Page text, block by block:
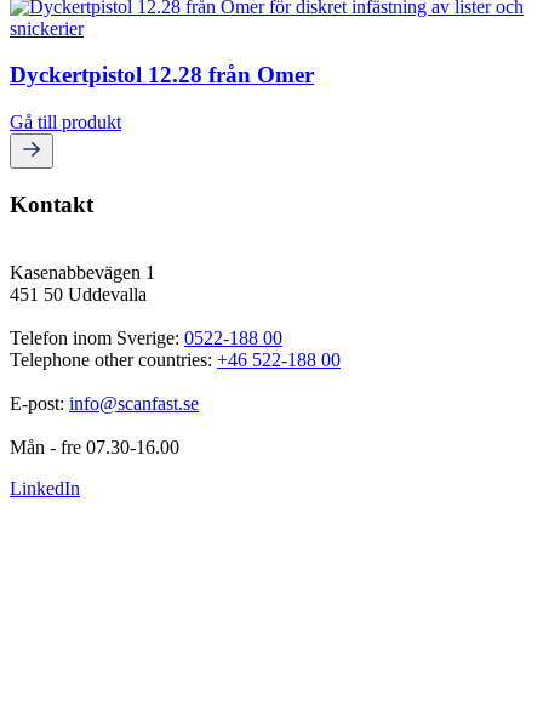
Dyckertpistol 12.28 från Omer
Gå till produkt
Kontakt
Kasenabbevägen 1
451 50 Uddevalla
Telefon inom Sverige: 0522-188 00
Telephone other countries: +46 522-188 00
E-post: info@scanfast.se
Mån - fre 07.30-16.00
LinkedIn